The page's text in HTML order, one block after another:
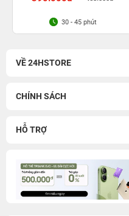
30 - 45 phút
VỀ 24HSTORE
CHÍNH SÁCH
HỖ TRỢ